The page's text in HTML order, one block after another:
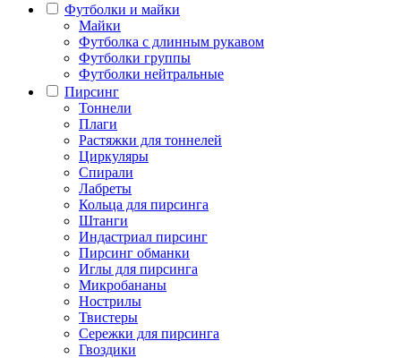
Футболки и майки
Майки
Футболка с длинным рукавом
Футболки группы
Футболки нейтральные
Пирсинг
Тоннели
Плаги
Растяжки для тоннелей
Циркуляры
Спирали
Лабреты
Кольца для пирсинга
Штанги
Индастриал пирсинг
Пирсинг обманки
Иглы для пирсинга
Микробананы
Нострилы
Твистеры
Сережки для пирсинга
Гвоздики